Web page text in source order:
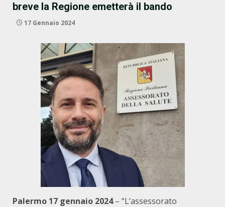
breve la Regione emetterà il bando
17 Gennaio 2024
Palermo 17 gennaio 2024– “L’assessorato